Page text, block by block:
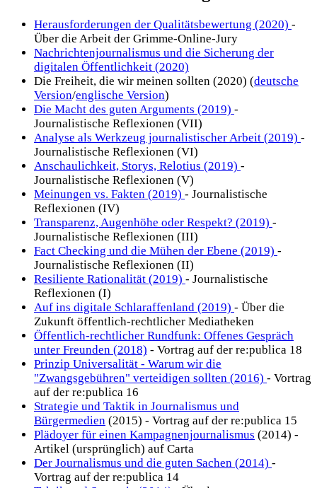
Herausforderungen der Qualitätsbewertung (2020) -
Über die Arbeit der Grimme-Online-Jury
Nachrichtenjournalismus und die Sicherung der
digitalen Öffentlichkeit (2020)
Die Freiheit, die wir meinen sollten (2020) (deutsche
Version/englische Version)
Die Macht des guten Arguments (2019) -
Journalistische Reflexionen (VII)
Analyse als Werkzeug journalistischer Arbeit (2019) -
Journalistische Reflexionen (VI)
Anschaulichkeit, Storys, Relotius (2019) -
Journalistische Reflexionen (V)
Meinungen vs. Fakten (2019) - Journalistische
Reflexionen (IV)
Transparenz, Augenhöhe oder Respekt? (2019) -
Journalistische Reflexionen (III)
Fact Checking und die Mühen der Ebene (2019) -
Journalistische Reflexionen (II)
Resiliente Rationalität (2019) - Journalistische
Reflexionen (I)
Auf ins digitale Schlaraffenland (2019) - Über die
Zukunft öffentlich-rechtlicher Mediatheken
Öffentlich-rechtlicher Rundfunk: Offenes Gespräch
unter Freunden (2018) - Vortrag auf der re:publica 18
Prinzip Universalität - Warum wir die
"Zwangsgebühren" verteidigen sollten (2016) - Vortrag
auf der re:publica 16
Strategie und Taktik in Journalismus und
Bürgermedien (2015) - Vortrag auf der re:publica 15
Plädoyer für einen Kampagnenjournalismus (2014) -
Artikel (ursprünglich) auf Carta
Der Journalismus und die guten Sachen (2014) -
Vortrag auf der re:publica 14